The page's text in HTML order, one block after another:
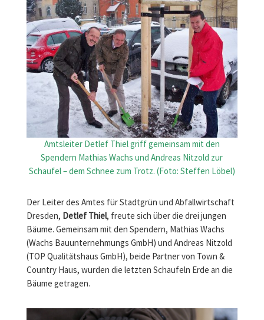
Amtsleiter Detlef Thiel griff gemeinsam mit den
Spendern Mathias Wachs und Andreas Nitzold zur
Schaufel – dem Schnee zum Trotz. (Foto: Steffen Löbel)
Der Leiter des Amtes für Stadtgrün und Abfallwirtschaft
Dresden, Detlef Thiel, freute sich über die drei jungen
Bäume. Gemeinsam mit den Spendern, Mathias Wachs
(Wachs Bauunternehmungs GmbH) und Andreas Nitzold
(TOP Qualitätshaus GmbH), beide Partner von Town &
Country Haus, wurden die letzten Schaufeln Erde an die
Bäume getragen.